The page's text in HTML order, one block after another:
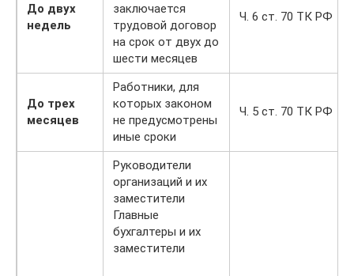
До двух
недель
заключается
трудовой договор
на срок от двух до
шести месяцев
Ч. 6 ст. 70 ТК РФ
До трех
месяцев
Работники, для
которых законом
не предусмотрены
иные сроки
Ч. 5 ст. 70 ТК РФ
Руководители
организаций и их
заместители
Главные
бухгалтеры и их
заместители